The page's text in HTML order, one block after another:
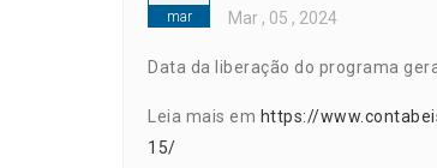
mar Mar , 05 , 2024
Data da liberação do programa
Leia mais em https://
15/